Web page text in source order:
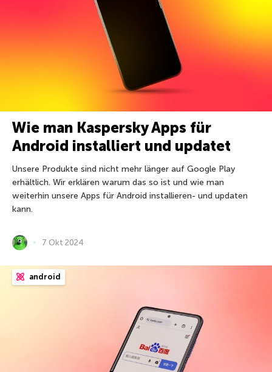
Wie man Kaspersky Apps für
Android installiert und updatet
Unsere Produkte sind nicht mehr länger auf Google Play
erhältlich. Wir erklären warum das so ist und wie man
weiterhin unsere Apps für Android installieren- und updaten
kann.
7 Okt 2024
android